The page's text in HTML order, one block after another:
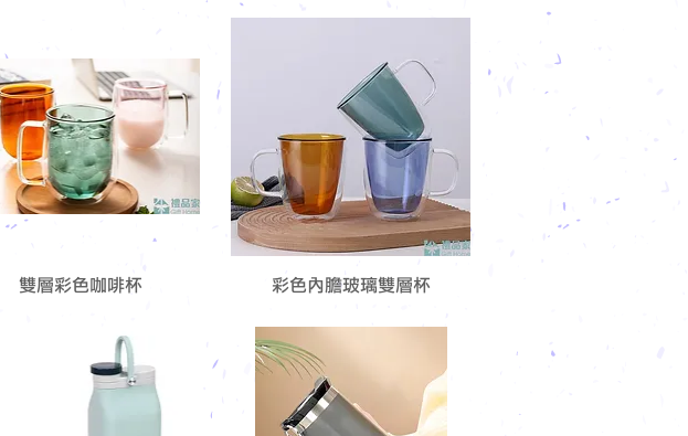
雙層彩色咖啡杯 彩色內膽玻璃雙層杯